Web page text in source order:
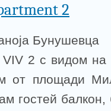
2
Бунушевца
2 с видом на
от площади
гостей балкон,